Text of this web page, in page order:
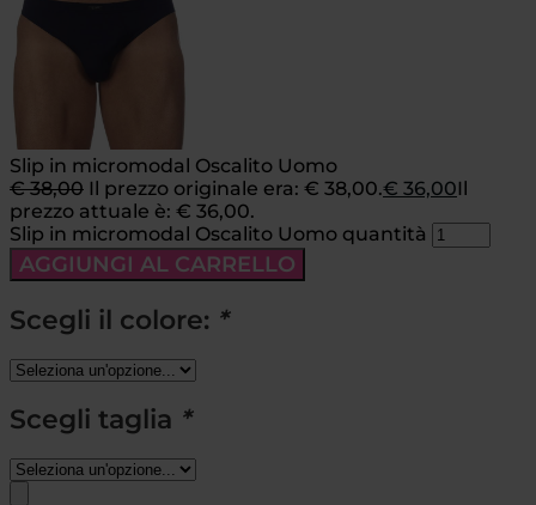
Slip in micromodal Oscalito Uomo
€38,00 Il prezzo originale era: € 38,00.€ 36,00Il
prezzo attuale è: € 36,00.
Slip in micromodal Oscalito Uomo quantità
AGGIUNGI AL CARRELLO
Scegli il colore: *
Scegli taglia *